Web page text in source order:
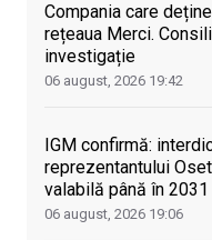
Compania care
rețeaua Merci.
investigație
06 august, 2026 19:42
IGM confirmă:
reprezentantului
valabilă până în 2031
06 august, 2026 19:06